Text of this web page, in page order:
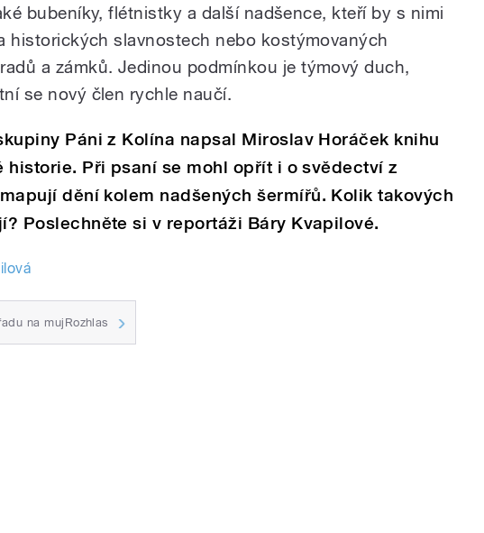
bubeníky, flétnistky a další nadšence, kteří by s nimi
historických slavnostech nebo kostýmovaných
a zámků. Jedinou podmínkou je týmový duch,
se nový člen rychle naučí.
Páni z Kolína napsal Miroslav Horáček knihu
historie. Při psaní se mohl opřít i o svědectví z
dění kolem nadšených šermířů. Kolik takových
Poslechněte si v reportáži Báry Kvapilové.
na mujRozhlas